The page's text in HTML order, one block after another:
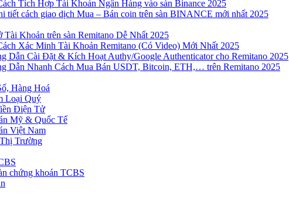
Tích Hợp Tài Khoản Ngân Hàng vào sàn Binance 2025
tiết cách giao dịch Mua – Bán coin trên sàn BINANCE mới nhất 2025
Tài Khoản trên sàn Remitano Dễ Nhất 2025
Xác Minh Tài Khoản Remitano (Có Video) Mới Nhất 2025
Dẫn Cài Đặt & Kích Hoạt Authy/Google Authenticator cho Remitano 2025
Dẫn Nhanh Cách Mua Bán USDT, Bitcoin, ETH,… trên Remitano 2025
Hàng Hoá
Loại Quý
Điện Tử
Mỹ & Quốc Tế
Việt Nam
Trường
chứng khoán TCBS